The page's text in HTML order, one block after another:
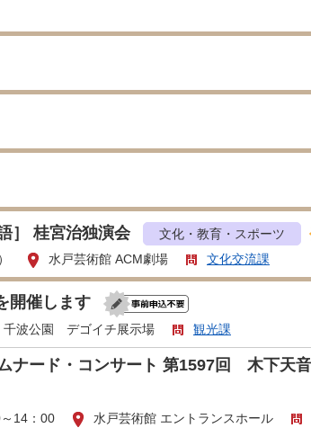
］ 桂宮治独演会
文化・教育・スポーツ
水戸芸術館 ACM劇場 文化交流課
開催します
千波公園 デゴイチ展示場 観光課
ナード・コンサート 第1597回 木下天音
14：00 水戸芸術館 エントランスホール